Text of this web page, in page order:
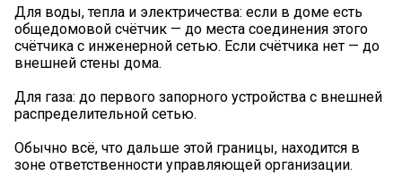
Для воды, тепла и электричества: если в доме есть
общедомовой счётчик — до места соединения этого
счётчика с инженерной сетью. Если счётчика нет — до
внешней стены дома.
Для газа: до первого запорного устройства с внешней
распределительной сетью.
Обычно всё, что дальше этой границы, находится в
зоне ответственности управляющей организации.